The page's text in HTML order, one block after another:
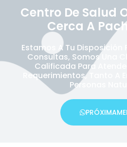
Centro De Salud
Cerca A
Estamos A Tu Disposición
Consultas, Somos Una
Calificada Para
Requerimientos, Tanto A
Personas